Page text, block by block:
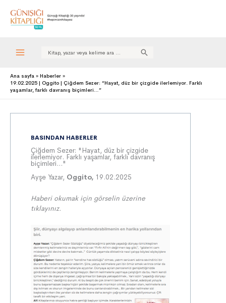
Search
Ana sayfa
Haberler
19.02.2025 | Oggito | Çiğdem Sezer: “Hayat, düz bir çizgide ilerlemiyor. Farklı
yaşamlar, farklı davranış biçimleri…”
BASINDAN HABERLER
Çiğdem Sezer: "Hayat, düz bir çizgide
ilerlemiyor. Farklı yaşamlar, farklı davranış
biçimleri…"
Ayşe Yazar, Oggito, 19.02.2025
Haberi okumak için görselin üzerine
tıklayınız.